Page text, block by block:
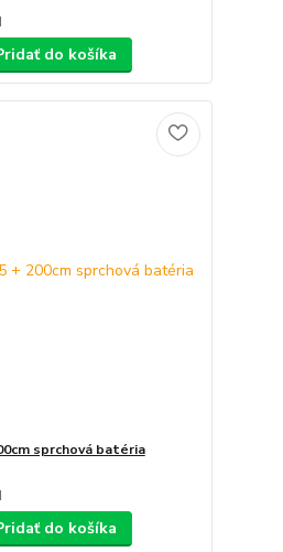
do košíka
sprchová batéria
do košíka